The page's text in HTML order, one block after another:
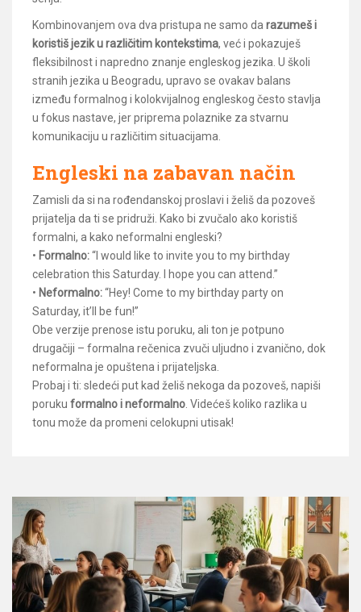
Kombinovanjem ova dva pristupa ne samo da razumeš i
koristiš jezik u različitim kontekstima, već i pokazuješ
fleksibilnost i napredno znanje engleskog jezika. U školi
stranih jezika u Beogradu, upravo se ovakav balans
između formalnog i kolokvijalnog engleskog često stavlja
u fokus nastave, jer priprema polaznike za stvarnu
komunikaciju u različitim situacijama.
Engleski na zabavan način
Zamisli da si na rođendanskoj proslavi i želiš da pozoveš
prijatelja da ti se pridruži. Kako bi zvučalo ako koristiš
formalni, a kako neformalni engleski?
• Formalno:“I would like to invite you to my birthday
celebration this Saturday. I hope you can attend.”
• Neformalno:“Hey! Come to my birthday party on
Saturday, it’ll be fun!”
Obe verzije prenose istu poruku, ali ton je potpuno
drugačiji – formalna rečenica zvuči uljudno i zvanično, dok
neformalna je opuštena i prijateljska.
Probaj i ti: sledeći put kad želiš nekoga da pozoveš, napiši
poruku formalno i neformalno . Videćeš koliko razlika u
tonu može da promeni celokupni utisak!